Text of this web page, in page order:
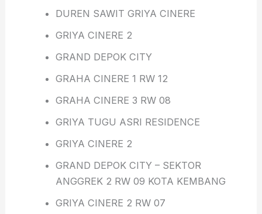
DUREN SAWIT GRIYA CINERE
GRIYA CINERE 2
GRAND DEPOK CITY
GRAHA CINERE 1 RW 12
GRAHA CINERE 3 RW 08
GRIYA TUGU ASRI RESIDENCE
GRIYA CINERE 2
GRAND DEPOK CITY – SEKTOR
ANGGREK 2 RW 09 KOTA KEMBANG
GRIYA CINERE 2 RW 07